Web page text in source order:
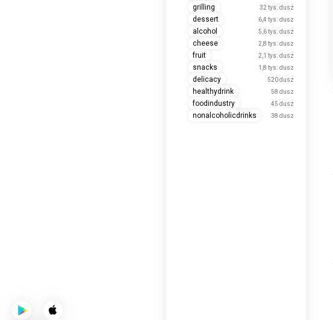
grilling 32 tys. dusz
dessert 6,4 tys. dusz
alcohol 5,6 tys. dusz
cheese 2,8 tys. dusz
fruit 2,1 tys. dusz
snacks 1,8 tys. dusz
delicacy 520 dusz
healthydrink 58 dusz
foodindustry 45 dusz
nonalcoholicdrinks 38 dusz